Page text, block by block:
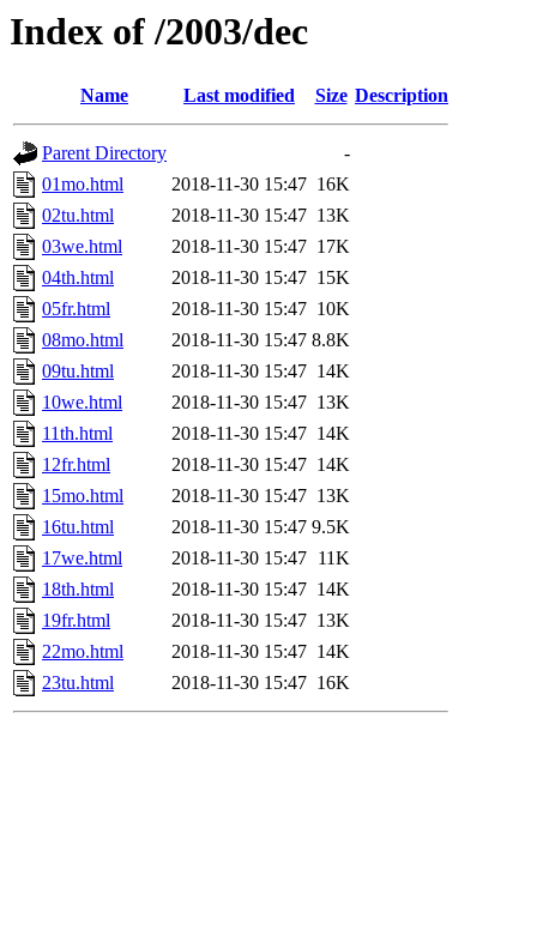
Index of /2003/dec
Name Last modified Size Description
Parent Directory
-
01mo.html
2018-11-30 15:47 16K
02tu.html
2018-11-30 15:47 13K
03we.html
2018-11-30 15:47 17K
04th.html
2018-11-30 15:47 15K
05fr.html
2018-11-30 15:47 10K
08mo.html
2018-11-30 15:47 8.8K
09tu.html
2018-11-30 15:47 14K
10we.html
2018-11-30 15:47 13K
11th.html
2018-11-30 15:47 14K
12fr.html
2018-11-30 15:47 14K
15mo.html
2018-11-30 15:47 13K
16tu.html
2018-11-30 15:47 9.5K
17we.html
2018-11-30 15:47 11K
18th.html
2018-11-30 15:47 14K
19fr.html
2018-11-30 15:47 13K
22mo.html
2018-11-30 15:47 14K
23tu.html
2018-11-30 15:47 16K